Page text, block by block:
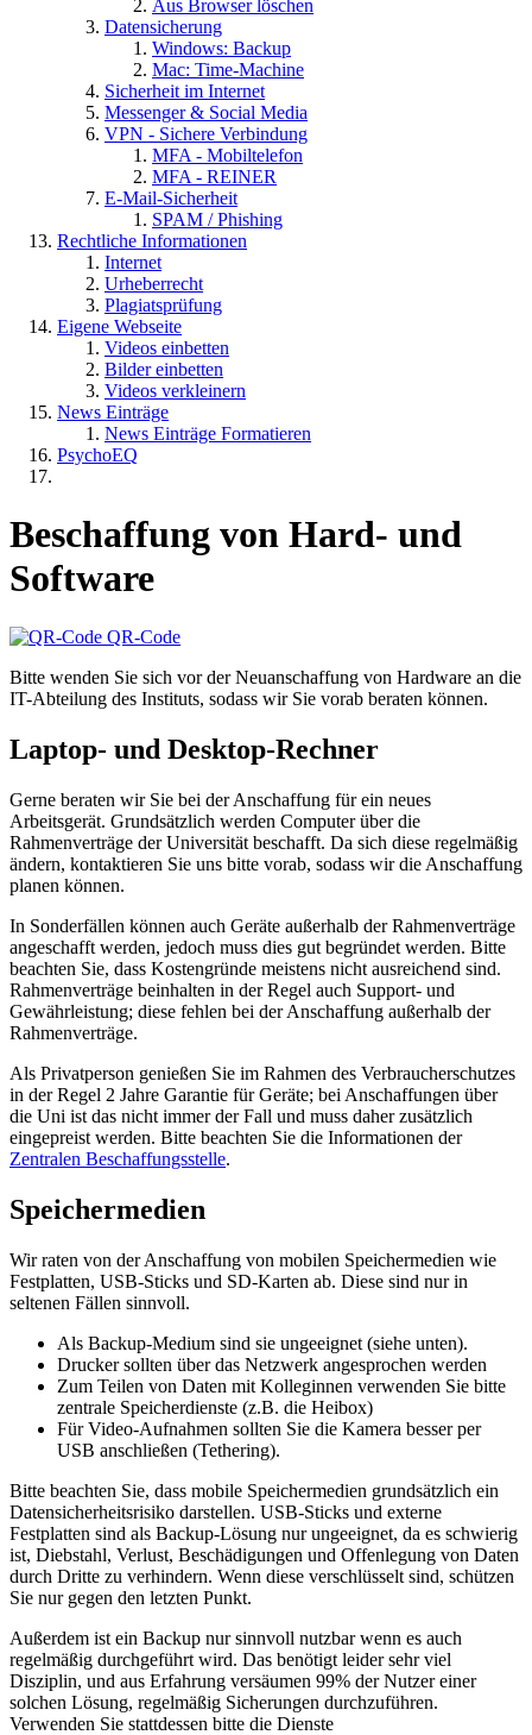
Aus Browser löschen
Datensicherung
Windows: Backup
Mac: Time-Machine
Sicherheit im Internet
Messenger & Social Media
VPN - Sichere Verbindung
MFA - Mobiltelefon
MFA - REINER
E-Mail-Sicherheit
SPAM / Phishing
Rechtliche Informationen
Internet
Urheberrecht
Plagiatsprüfung
Eigene Webseite
Videos einbetten
Bilder einbetten
Videos verkleinern
News Einträge
News Einträge Formatieren
PsychoEQ
Beschaffung von Hard- und
Software
QR-Code
Bitte wenden Sie sich vor der Neuanschaffung von Hardware an die
IT-Abteilung des Instituts, sodass wir Sie vorab beraten können.
Laptop- und Desktop-Rechner
Gerne beraten wir Sie bei der Anschaffung für ein neues
Arbeitsgerät. Grundsätzlich werden Computer über die
Rahmenverträge der Universität beschafft. Da sich diese regelmäßig
ändern, kontaktieren Sie uns bitte vorab, sodass wir die Anschaffung
planen können.
In Sonderfällen können auch Geräte außerhalb der Rahmenverträge
angeschafft werden, jedoch muss dies gut begründet werden. Bitte
beachten Sie, dass Kostengründe meistens nicht ausreichend sind.
Rahmenverträge beinhalten in der Regel auch Support- und
Gewährleistung; diese fehlen bei der Anschaffung außerhalb der
Rahmenverträge.
Als Privatperson genießen Sie im Rahmen des Verbraucherschutzes
in der Regel 2 Jahre Garantie für Geräte; bei Anschaffungen über
die Uni ist das nicht immer der Fall und muss daher zusätzlich
eingepreist werden. Bitte beachten Sie die Informationen der
Zentralen Beschaffungsstelle.
Speichermedien
Wir raten von der Anschaffung von mobilen Speichermedien wie
Festplatten, USB-Sticks und SD-Karten ab. Diese sind nur in
seltenen Fällen sinnvoll.
Als Backup-Medium sind sie ungeeignet (siehe unten).
Drucker sollten über das Netzwerk angesprochen werden
Zum Teilen von Daten mit Kolleginnen verwenden Sie bitte
zentrale Speicherdienste (z.B. die Heibox)
Für Video-Aufnahmen sollten Sie die Kamera besser per
USB anschließen (Tethering).
Bitte beachten Sie, dass mobile Speichermedien grundsätzlich ein
Datensicherheitsrisiko darstellen. USB-Sticks und externe
Festplatten sind als Backup-Lösung nur ungeeignet, da es schwierig
ist, Diebstahl, Verlust, Beschädigungen und Offenlegung von Daten
durch Dritte zu verhindern. Wenn diese verschlüsselt sind, schützen
Sie nur gegen den letzten Punkt.
Außerdem ist ein Backup nur sinnvoll nutzbar wenn es auch
regelmäßig durchgeführt wird. Das benötigt leider sehr viel
Disziplin, und aus Erfahrung versäumen 99% der Nutzer einer
solchen Lösung, regelmäßig Sicherungen durchzuführen.
Verwenden Sie stattdessen bitte die Dienste